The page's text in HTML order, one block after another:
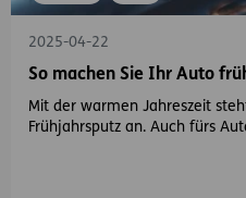
2025-04-22
So machen Sie Ihr Auto
Mit der warmen Jahreszeit
Frühjahrsputz an. Auch fürs